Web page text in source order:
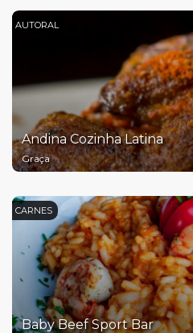
AUTORAL
Andina Cozinha Latina
Graça
CARNES
Baby Beef Sport Bar